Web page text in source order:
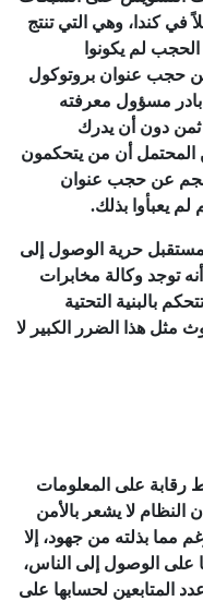
كندا، وهي التي تنتج
لم يكونوا
حجب عنوان بروتوكول
بادر مسؤول معرفته
ثمن دون أن يدرك
المحتمل أن من يتحكمون
عن حجب عنوان
يعبأوا بذلك.
لمستقبل حرية الوصول إلى
توجد وكالة مخابرات
بالبنية التحتية
مثل هذا الضرر الكبير لا
رقابة على المعلومات
النظام لا يشعر بالأمن
مما بذلته من جهود، إلا
على الوصول إلى الناس،
المتابعين لحسابها على